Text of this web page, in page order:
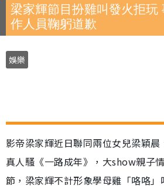
梁家輝節目扮雞叫發火拒玩
作人員鞠躬道歉
娛樂
影帝梁家輝近日聯同兩位女兒梁穎
真人騷《一路成年》，大show親子
節，梁家輝不計形象學母雞「咯咯」